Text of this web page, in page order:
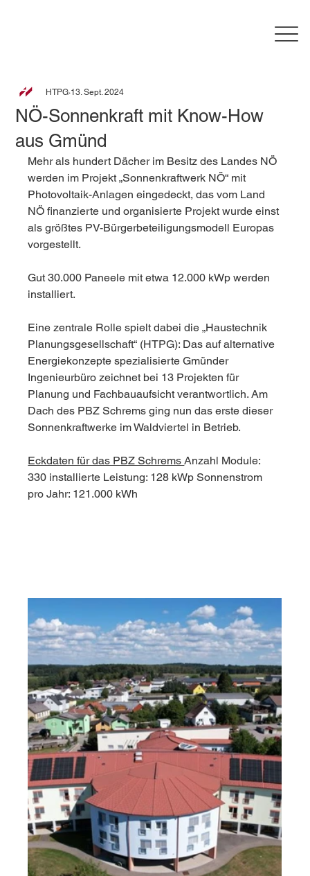
NÖ-Sonnenkraft mit Know-How
aus Gmünd
HTPG 13. Sept. 2024
Mehr als hundert Dächer im Besitz des Landes NÖ
werden im Projekt „Sonnenkraftwerk NÖ“ mit
Photovoltaik-Anlagen eingedeckt, das vom Land
NÖ finanzierte und organisierte Projekt wurde einst
als größtes PV-Bürgerbeteiligungsmodell Europas
vorgestellt.
Gut 30.000 Paneele mit etwa 12.000 kWp werden
installiert.
Eine zentrale Rolle spielt dabei die „Haustechnik
Planungsgesellschaft“ (HTPG): Das auf alternative
Energiekonzepte spezialisierte Gmünder
Ingenieurbüro zeichnet bei 13 Projekten für
Planung und Fachbauaufsicht verantwortlich. Am
Dach des PBZ Schrems ging nun das erste dieser
Sonnenkraftwerke im Waldviertel in Betrieb.
Eckdaten für das PBZ Schrems Anzahl Module:
330 installierte Leistung: 128 kWp Sonnenstrom
pro Jahr: 121.000 kWh